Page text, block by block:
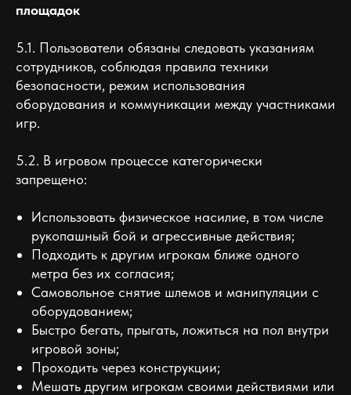
площадок
5.1. Пользователи обязаны следовать указаниям
сотрудников, соблюдая правила техники
безопасности, режим использования
оборудования и коммуникации между участниками
игр.
5.2. В игровом процессе категорически
запрещено:
Использовать физическое насилие, в том числе
рукопашный бой и агрессивные действия;
Подходить к другим игрокам ближе одного
метра без их согласия;
Самовольное снятие шлемов и манипуляции с
оборудованием;
Быстро бегать, прыгать, ложиться на пол внутри
игровой зоны;
Проходить через конструкции;
Мешать другим игрокам своими действиями или